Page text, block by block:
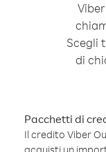
Scegli
di
Pacchetti di
Il credito Viber